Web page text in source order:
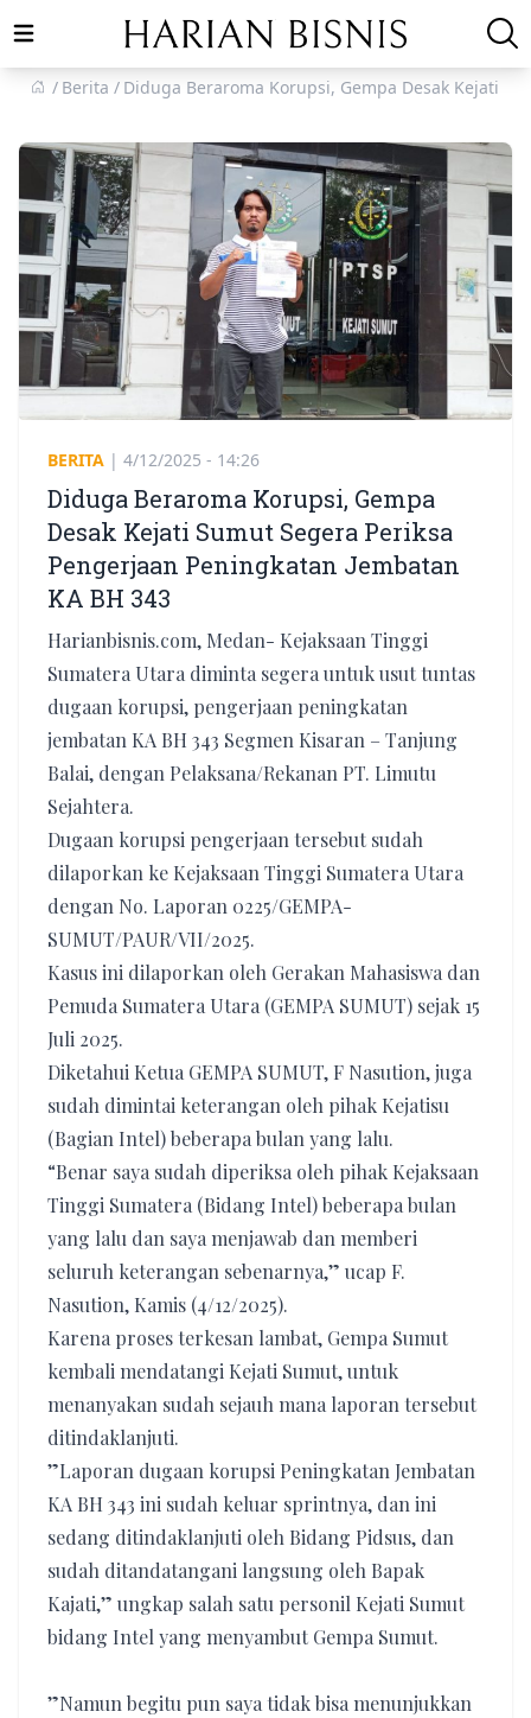
Open main menu
Berita
Diduga Beraroma Korupsi, Gempa Desak Kejati
BERITA | 4/12/2025 - 14:26
Diduga Beraroma Korupsi, Gempa
Desak Kejati Sumut Segera Periksa
Pengerjaan Peningkatan Jembatan
KA BH 343
Harianbisnis.com, Medan- Kejaksaan Tinggi
Sumatera Utara diminta segera untuk usut tuntas
dugaan korupsi, pengerjaan peningkatan
jembatan KA BH 343 Segmen Kisaran – Tanjung
Balai, dengan Pelaksana/Rekanan PT. Limutu
Sejahtera.
‎Dugaan korupsi pengerjaan tersebut sudah
dilaporkan ke Kejaksaan Tinggi Sumatera Utara
dengan No. Laporan 0225/GEMPA-
SUMUT/PAUR/VII/2025.
Kasus ini dilaporkan oleh Gerakan Mahasiswa dan
Pemuda Sumatera Utara (GEMPA SUMUT) sejak 15
Juli 2025.
‎Diketahui Ketua GEMPA SUMUT, F Nasution, juga
sudah dimintai keterangan oleh pihak Kejatisu
(Bagian Intel) beberapa bulan yang lalu.
“Benar saya sudah diperiksa oleh pihak Kejaksaan
Tinggi Sumatera (Bidang Intel) beberapa bulan
yang lalu dan saya menjawab dan memberi
seluruh keterangan sebenarnya,” ucap F.
Nasution, Kamis (4/12/2025).
Karena proses terkesan lambat, Gempa Sumut
kembali mendatangi Kejati Sumut, untuk
menanyakan sudah sejauh mana laporan tersebut
ditindaklanjuti.
‎”Laporan dugaan korupsi Peningkatan Jembatan
KA BH 343 ini sudah keluar sprintnya, dan ini
sedang ditindaklanjuti oleh Bidang Pidsus, dan
sudah ditandatangani langsung oleh Bapak
Kajati,” ungkap salah satu personil Kejati Sumut
bidang Intel yang menyambut Gempa Sumut.
‎”Namun begitu pun saya tidak bisa menunjukkan